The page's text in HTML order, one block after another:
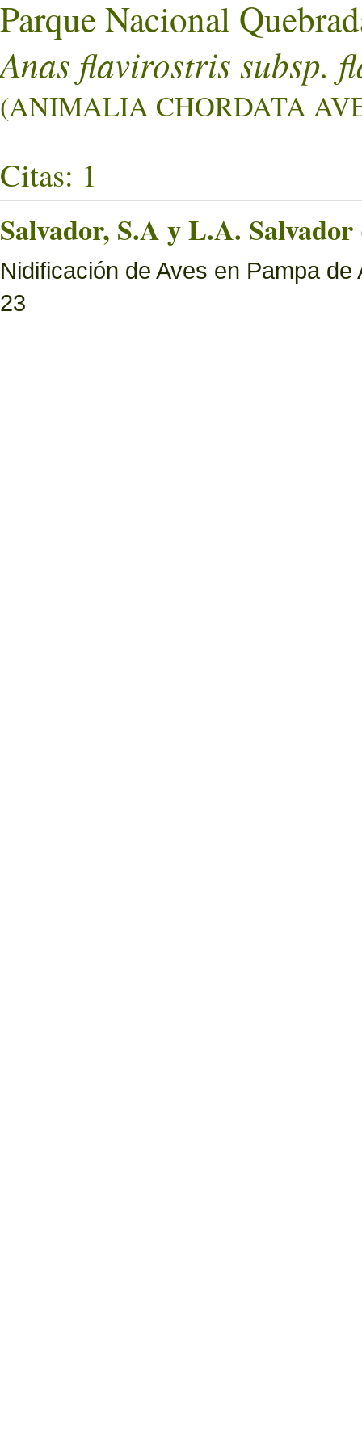
Parque Nacional
Anas flavirostris subsp.
(ANIMALIA CHORDATA
Citas: 1
Salvador, S.A y L.A. Salvador
Nidificación de Aves en Pampa
23